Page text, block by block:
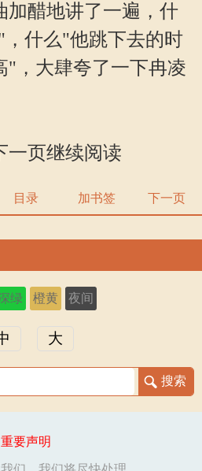
加醋地讲了一遍，什
什么"他跳下去的时
"，大肆夸了一下冉凌
页继续阅读
目录 加书签 下一页
绿 橙黄 夜间
大
重要声明